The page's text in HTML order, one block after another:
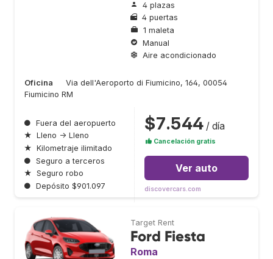
4 plazas
4 puertas
1 maleta
Manual
Aire acondicionado
Oficina
Via dell'Aeroporto di Fiumicino, 164, 00054
Fiumicino RM
● Fuera del aeropuerto
★ Lleno → Lleno
★ Kilometraje ilimitado
● Seguro a terceros
★ Seguro robo
● Depósito $901.097
$7.544 / día
Cancelación gratis
Ver auto
discovercars.com
Target Rent
Ford Fiesta
Roma